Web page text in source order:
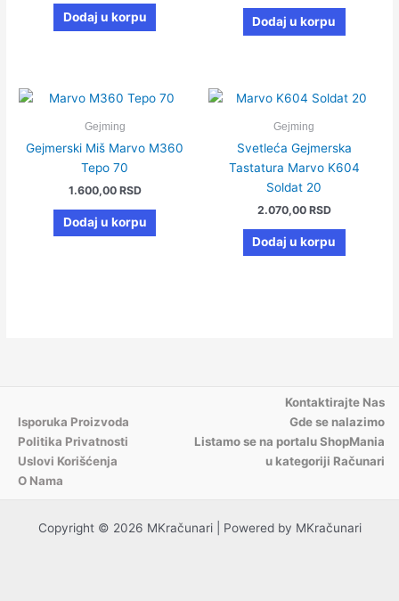
Dodaj u korpu Dodaj u korpu
Gejming
Gejmerski Miš Marvo M360
Tepo 70
1.600,00 RSD
Dodaj u korpu
Gejming
Svetleća Gejmerska
Tastatura Marvo K604
Soldat 20
2.070,00 RSD
Dodaj u korpu
Isporuka Proizvoda
Politika Privatnosti
Uslovi Korišćenja
O Nama
Kontaktirajte Nas
Gde se nalazimo
Listamo se na portalu ShopMania
u kategoriji Računari
Copyright © 2026 MKračunari | Powered by MKračunari